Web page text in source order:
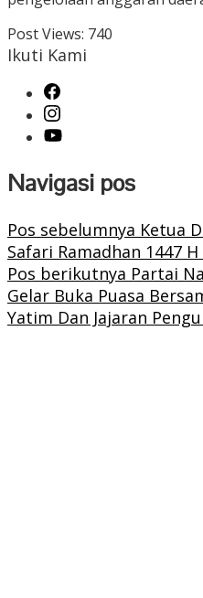
Post Views: 740
Ikuti Kami
Navigasi pos
Pos sebelumnya Ketua
Safari Ramadhan 1447
Pos berikutnya Partai
Gelar Buka Puasa
Yatim Dan Jajaran